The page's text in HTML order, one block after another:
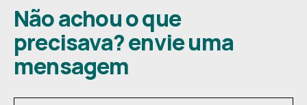
Não achou o que
precisava? envie uma
mensagem